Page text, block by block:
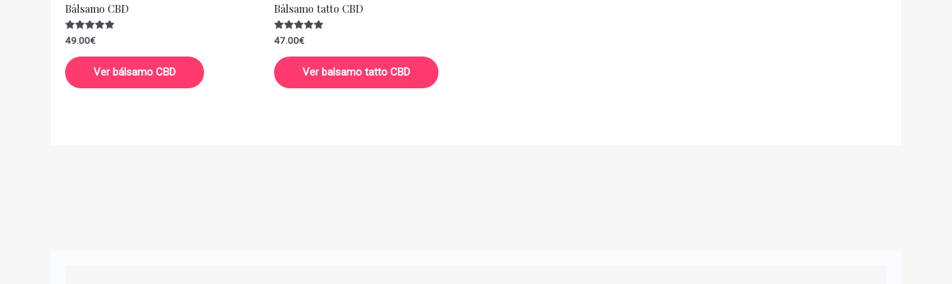
Bálsamo CBD
Valorado
con
5.00
de 5
49.00€
Ver bálsamo CBD
Bálsamo tatto CBD
Valorado
con
5.00
de 5
47.00€
Ver balsamo tatto CBD